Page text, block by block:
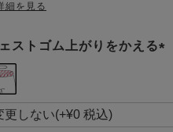
細を見る
ストゴム上がりをかえる
須
)